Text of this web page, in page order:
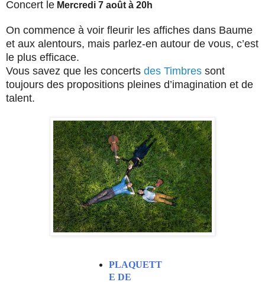
Concert le Mercredi 7 août à 20h
On commence à voir fleurir les affiches dans Baume
et aux alentours, mais parlez-en autour de vous, c’est
le plus efficace.
Vous savez que les concerts des Timbres sont
toujours des propositions pleines d’imagination et de
talent.
PLAQUETT
E DE